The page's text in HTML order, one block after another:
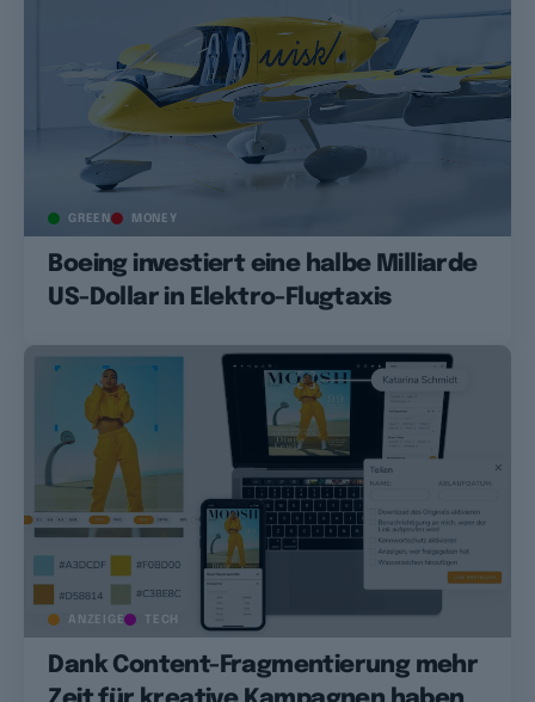
GREEN MONEY
Boeing investiert eine halbe Milliarde
US-Dollar in Elektro-Flugtaxis
ANZEIGE TECH
Dank Content-Fragmentierung mehr